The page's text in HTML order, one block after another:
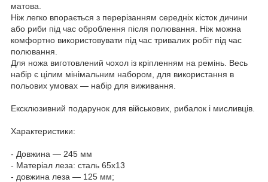
матова.
Ніж легко впорається з перерізанням середніх кісток дичини
або риби під час оброблення після полювання. Ніж можна
комфортно використовувати під час тривалих робіт під час
полювання.
Для ножа виготовлений чохол із кріпленням на ремінь. Весь
набір є цілим мінімальним набором, для використання в
польових умовах — набір для виживання.
Ексклюзивний подарунок для військових, рибалок і мисливців.
Характеристики:
- Довжина — 245 мм
- Матеріал леза: сталь 65х13
- довжина леза — 125 мм;